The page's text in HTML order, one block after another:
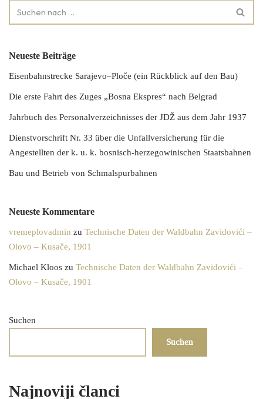
Neueste Beiträge
Eisenbahnstrecke Sarajevo–Ploče (ein Rückblick auf den Bau)
Die erste Fahrt des Zuges „Bosna Ekspres“ nach Belgrad
Jahrbuch des Personalverzeichnisses der JDŽ aus dem Jahr 1937
Dienstvorschrift Nr. 33 über die Unfallversicherung für die
Angestellten der k. u. k. bosnisch-herzegowinischen Staatsbahnen
Bau und Betrieb von Schmalspurbahnen
Neueste Kommentare
vremeplovadmin zu Technische Daten der Waldbahn Zavidovići –
Olovo – Kusače, 1901
Michael Kloos zu Technische Daten der Waldbahn Zavidovići –
Olovo – Kusače, 1901
Suchen
Suchen
Najnoviji članci